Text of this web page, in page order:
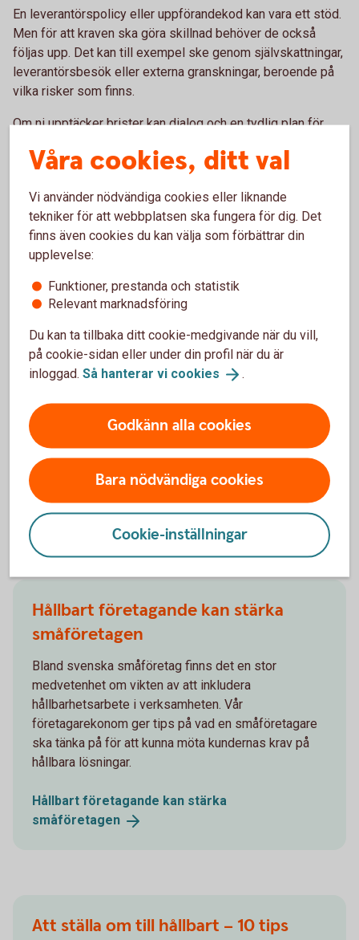
En leverantörspolicy eller uppförandekod kan vara ett stöd.
Men för att kraven ska göra skillnad behöver de också
följas upp. Det kan till exempel ske genom självskattningar,
leverantörsbesök eller externa granskningar, beroende på
vilka risker som finns.
Om ni upptäcker brister kan dialog och en tydlig plan för
tillsammans med leverantörerna kan ni skapa förändring
Bättre koll kan stärka affären
Att få bättre koll på leverantörskedjan handlar inte bara om
att minska risker. Det kan också hjälpa företaget att möta
krav från kunder och andra intressenter, ge bättre
konkurrenskraften.
Börja där ni kan göra störst skillnad, sätt tydliga mål och följ
av hur ni arbetar med företagets leverantörer och
utveckling.
Andra läser också
Hållbart företagande kan stärka
småföretagen
Bland svenska småföretag finns det en stor
medvetenhet om vikten av att inkludera
hållbarhetsarbete i verksamheten. Vår
företagarekonom ger tips på vad en småföretagare
ska tänka på för att kunna möta kundernas krav på
hållbara lösningar.
Hållbart företagande kan stärka
småföretagen
Att ställa om till hållbart – 10 tips
Våra cookies, ditt val
Vi använder nödvändiga cookies eller liknande
tekniker för att webbplatsen ska fungera för dig. Det
finns även cookies du kan välja som förbättrar din
upplevelse:
Funktioner, prestanda och statistik
Relevant marknadsföring
Du kan ta tillbaka ditt cookie-medgivande när du vill,
på cookie-sidan eller under din profil när du är
inloggad. Så hanterar vi cookies .
Godkänn alla cookies
Bara nödvändiga cookies
Cookie-inställningar